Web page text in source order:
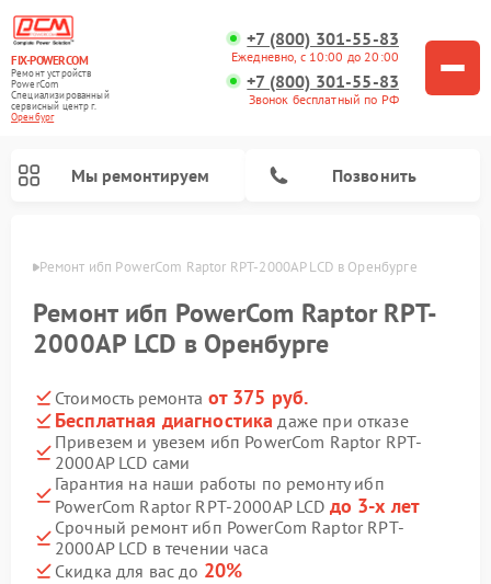
FIX-POWERCOM
Ремонт устройств
PowerCom
Специализированный
cервисный центр г.
Оренбург
+7 (800) 301-55-83
Ежедневно, с 10:00 до 20:00
+7 (800) 301-55-83
Звонок бесплатный по РФ
Мы ремонтируем Позвонить
Ремонт ибп PowerCom Raptor RPT-2000AP LCD в Оренбурге
Ремонт ибп PowerCom Raptor RPT-
2000AP LCD в Оренбурге
Стоимость ремонта от 375 руб.
Бесплатная диагностика даже при отказе
Привезем и увезем ибп PowerCom Raptor RPT-
2000AP LCD сами
Гарантия на наши работы по ремонту ибп
PowerCom Raptor RPT-2000AP LCD до 3-х лет
Срочный ремонт ибп PowerCom Raptor RPT-
2000AP LCD в течении часа
Скидка для вас до 20%